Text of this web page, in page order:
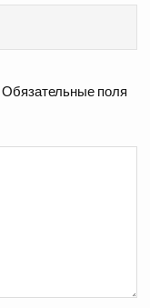
Обязательные поля